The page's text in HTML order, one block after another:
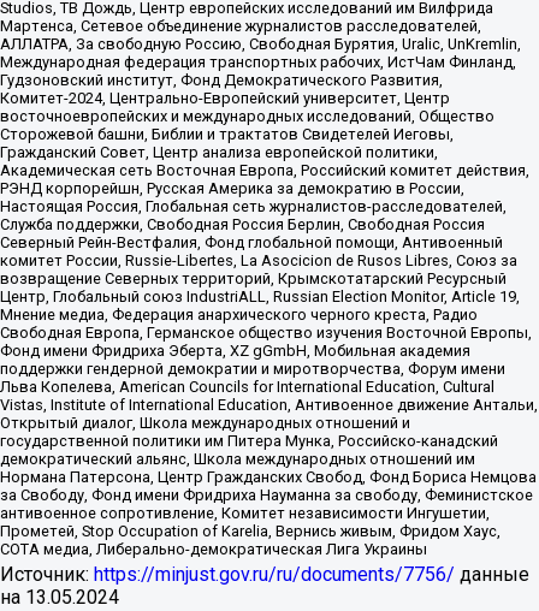
Studios, ТВ Дождь, Центр европейских исследований им Вилфрида
Мартенса, Сетевое объединение журналистов расследователей,
АЛЛАТРА, За свободную Россию, Свободная Бурятия, Uralic, UnKremlin,
Международная федерация транспортных рабочих, ИстЧам Финланд,
Гудзоновский институт, Фонд Демократического Развития,
Комитет-2024, Центрально-Европейский университет, Центр
восточноевропейских и международных исследований, Общество
Сторожевой башни, Библии и трактатов Свидетелей Иеговы,
Гражданский Совет, Центр анализа европейской политики,
Академическая сеть Восточная Европа, Российский комитет действия,
РЭНД корпорейшн, Русская Америка за демократию в России,
Настоящая Россия, Глобальная сеть журналистов-расследователей,
Служба поддержки, Свободная Россия Берлин, Свободная Россия
Северный Рейн-Вестфалия, Фонд глобальной помощи, Антивоенный
комитет России, Russie-Libertes, La Asocicion de Rusos Libres, Союз за
возвращение Северных территорий, Крымскотатарский Ресурсный
Центр, Глобальный союз IndustriALL, Russian Election Monitor, Article 19,
Мнение медиа, Федерация анархического черного креста, Радио
Свободная Европа, Германское общество изучения Восточной Европы,
Фонд имени Фридриха Эберта, XZ gGmbH, Мобильная академия
поддержки гендерной демократии и миротворчества, Форум имени
Льва Копелева, American Councils for International Education, Cultural
Vistas, Institute of International Education, Антивоенное движение Антальи,
Открытый диалог, Школа международных отношений и
государственной политики им Питера Мунка, Российско-канадский
демократический альянс, Школа международных отношений им
Нормана Патерсона, Центр Гражданских Свобод, Фонд Бориса Немцова
за Свободу, Фонд имени Фридриха Науманна за свободу, Феминистское
антивоенное сопротивление, Комитет независимости Ингушетии,
Прометей, Stop Occupation of Karelia, Вернись живым, Фридом Хаус,
СОТА медиа, Либерально-демократическая Лига Украины
Источник: https://minjust.gov.ru/ru/documents/7756/ данные
на 13.05.2024